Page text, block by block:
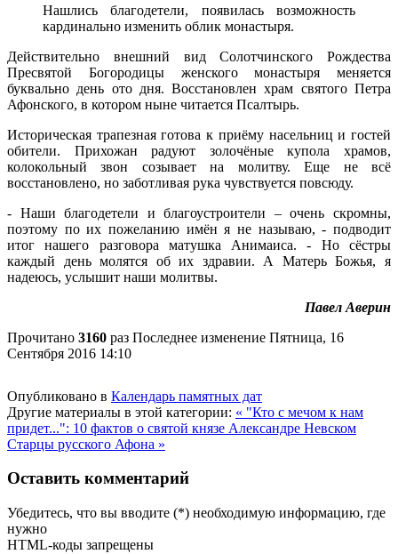
Нашлись благодетели, появилась возможность
кардинально изменить облик монастыря.
Действительно внешний вид Солотчинского Рождества
Пресвятой Богородицы женского монастыря меняется
буквально день ото дня. Восстановлен храм святого Петра
Афонского, в котором ныне читается Псалтырь.
Историческая трапезная готова к приёму насельниц и гостей
обители. Прихожан радуют золочёные купола храмов,
колокольный звон созывает на молитву. Еще не всё
восстановлено, но заботливая рука чувствуется повсюду.
- Наши благодетели и благоустроители – очень скромны,
поэтому по их пожеланию имён я не называю, - подводит
итог нашего разговора матушка Анимаиса. - Но сёстры
каждый день молятся об их здравии. А Матерь Божья, я
надеюсь, услышит наши молитвы.
Павел Аверин
Прочитано 3160 раз Последнее изменение Пятница, 16
Сентября 2016 14:10
Опубликовано в Календарь памятных дат
Другие материалы в этой категории: « "Кто с мечом к нам
придет...": 10 фактов о святой князе Александре Невском
Старцы русского Афона »
Оставить комментарий
Убедитесь, что вы вводите (*) необходимую информацию, где
нужно
HTML-коды запрещены